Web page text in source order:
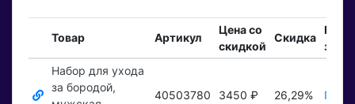
Товар Артикул
Цена со
скидкой
Скидка
Набор для ухода
за бородой,
40503780 3450 ₽ 26,29%